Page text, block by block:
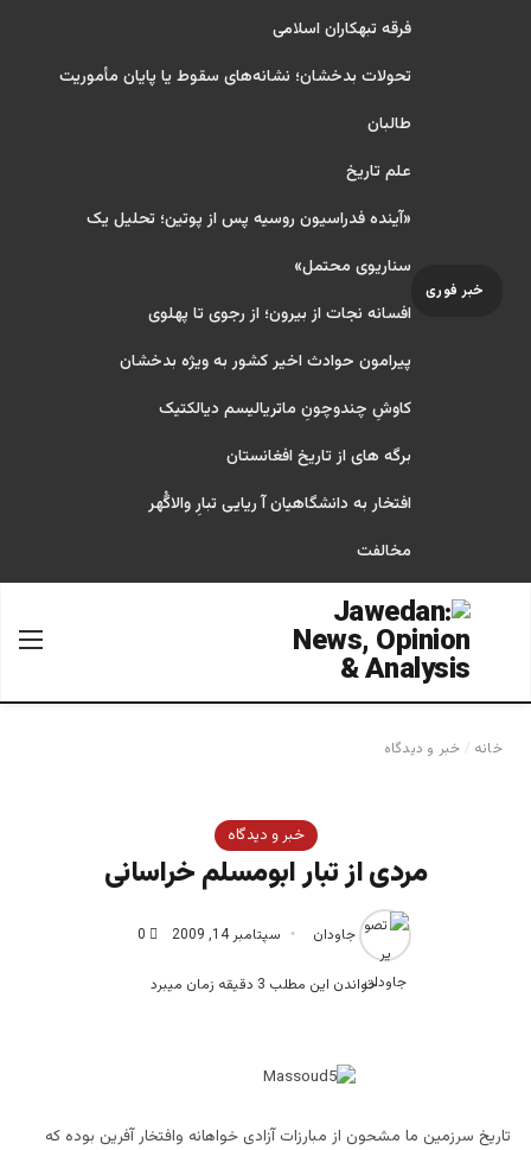
خبر فوری
فرقه تبهکاران اسلامی
تحولات بدخشان؛ نشانه‌های سقوط یا پایان مأموریت
طالبان
علم تاریخ
«آینده فدراسیون روسیه پس از پوتین؛ تحلیل یک
سناریوی محتمل»
افسانه نجات از بیرون؛ از رجوی تا پهلوی
پیرامون حوادث اخیر کشور به ویژه بدخشان
کاوشِ چندو‌چونِ ماتریالیسم دیالکتیک
برگه های از تاریخ افغانستان
افتخار به دانشگاهیان آ ریایی تبارِ والاگُهر
مخالفت
جستجو برای
خانه / خبر و دیدگاه
خبر و دیدگاه
مردی از تبار ابومسلم خراسانی
جاودان سپتامبر 14, 2009 0
خواندن این مطلب 3 دقیقه زمان میبرد
تاریخ سرزمین ما مشحون از مبارزات آزادی خواهانه وافتخار آفرین بوده که